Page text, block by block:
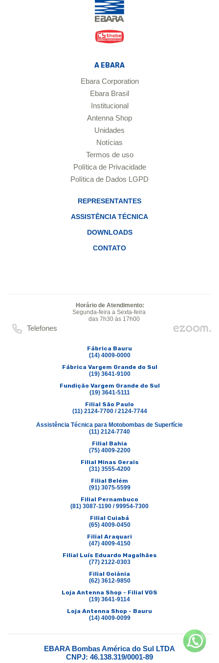
A EBARA
Ebara Corporation
Ebara Brasil
Institucional
Antenna Shop
Unidades
Notícias
Termos de uso
Política de Privacidade
Política de Dados LGPD
REPRESENTANTES
ASSISTÊNCIA TÉCNICA
DOWNLOADS
CONTATO
Horário de Atendimento:
Segunda-feira a Sexta-feira
das 7h30 às 17h00
Telefones
Fábrica Bauru
(14) 4009-0000
Fábrica Vargem Grande do Sul
(19) 3641-9100
Fundição Vargem Grande do Sul
(19) 3641-5111
Filial São Paulo
(11) 2124-7700 / 2124-7744
Assistência Técnica para Motobombas de Superfície
(11) 2124-7740
Filial Bahia
(75) 4009-2200
Filial Minas Gerais
(31) 3555-4200
Filial Belém
(91) 3075-5599
Filial Pernambuco
(81) 3087-1190 / 99954-7300
Filial Cuiabá
(65) 4009-0450
Filial Araquari
(47) 4009-4150
Filial Luís Eduardo Magalhães
(77) 2122-0303
Filial Goiânia
(62) 3612-9850
Loja Antenna Shop - Filial VGS
(19) 3641-9114
Loja Antenna Shop - Bauru
(14) 4009-0099
EBARA Bombas América do Sul LTDA
CNPJ: 46.138.319/0001-89